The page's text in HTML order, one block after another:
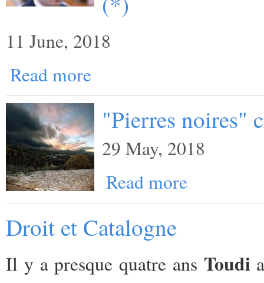
11 June, 2018
Read more
"Pierres noires"
29 May, 2018
Read more
Droit et Catalogne
Il y a presque quatre ans Toudi